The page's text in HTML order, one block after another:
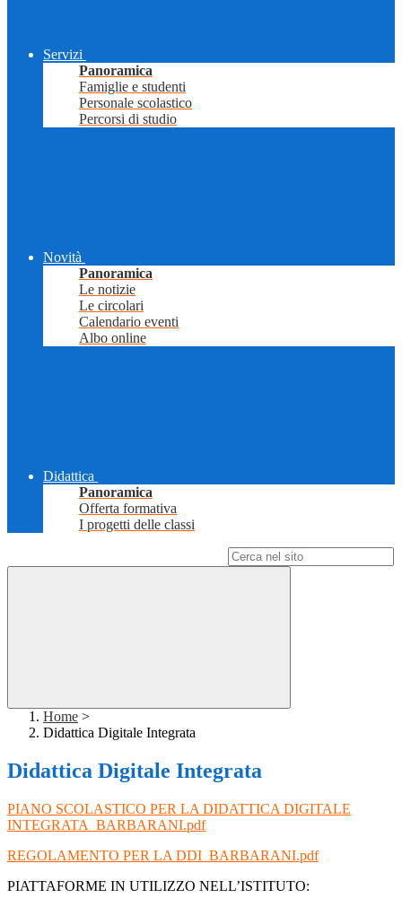
Servizi
Panoramica
Famiglie e studenti
Personale scolastico
Percorsi di studio
Novità
Panoramica
Le notizie
Le circolari
Calendario eventi
Albo online
Didattica
Panoramica
Offerta formativa
I progetti delle classi
Home >
Didattica Digitale Integrata
Didattica Digitale Integrata
PIANO SCOLASTICO PER LA DIDATTICA DIGITALE
INTEGRATA_BARBARANI.pdf
REGOLAMENTO PER LA DDI_BARBARANI.pdf
PIATTAFORME IN UTILIZZO NELL’ISTITUTO: